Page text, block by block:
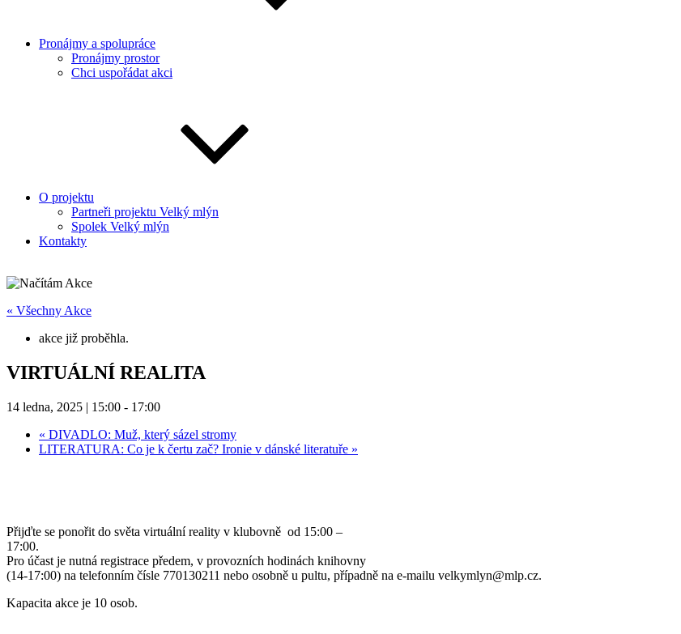
Pronájmy a spolupráce
Pronájmy prostor
Chci uspořádat akci
O projektu
Partneři projektu Velký mlýn
Spolek Velký mlýn
Kontakty
« Všechny Akce
akce již proběhla.
VIRTUÁLNÍ REALITA
14 ledna, 2025 | 15:00 - 17:00
« DIVADLO: Muž, který sázel stromy
LITERATURA: Co je k čertu zač? Ironie v dánské literatuře »
Přijďte se ponořit do světa virtuálníreality v klubovně od 15:00 –
17:00.
Pro účast je nutná registrace předem, v provozních hodinách knihovny
(14-17:00) na telefonním čísle 770130211 nebo osobně u pultu, případně na e-mailu velkymlyn@mlp.cz.
Kapacita akce je 10 osob.